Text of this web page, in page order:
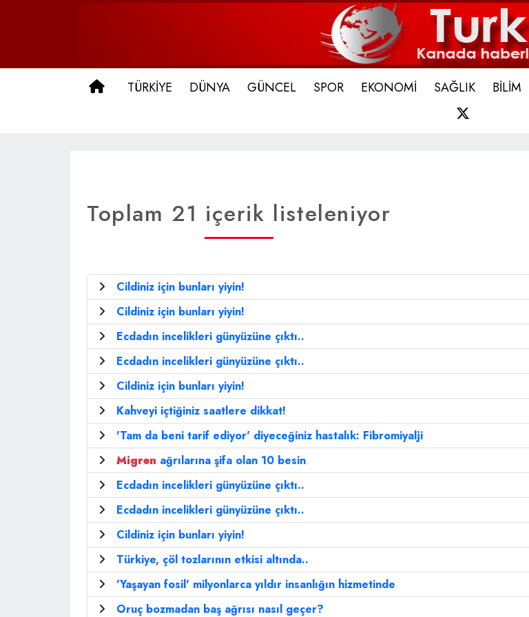
ANA SAYFA
TÜRKİYE DÜNYA GÜNCEL SPOR EKONOMİ SAĞLIK BİLİM
Toplam 21 içerik listeleniyor
Cildiniz için bunları yiyin!
Cildiniz için bunları yiyin!
Ecdadın incelikleri günyüzüne çıktı..
Ecdadın incelikleri günyüzüne çıktı..
Cildiniz için bunları yiyin!
Kahveyi içtiğiniz saatlere dikkat!
'Tam da beni tarif ediyor' diyeceğiniz hastalık: Fibromiyalji
Migren ağrılarına şifa olan 10 besin
Ecdadın incelikleri günyüzüne çıktı..
Ecdadın incelikleri günyüzüne çıktı..
Cildiniz için bunları yiyin!
Türkiye, çöl tozlarının etkisi altında..
'Yaşayan fosil' milyonlarca yıldır insanlığın hizmetinde
Oruç bozmadan baş ağrısı nasıl geçer?